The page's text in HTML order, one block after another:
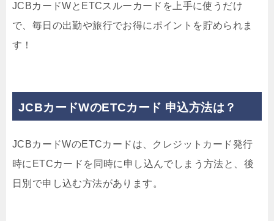
JCBカードWとETCスルーカードを上手に使うだけ
で、毎日の出勤や旅行でお得にポイントを貯められま
す！
JCBカードWのETCカード 申込方法は？
JCBカードWのETCカードは、クレジットカード発行
時にETCカードを同時に申し込んでしまう方法と、後
日別で申し込む方法があります。